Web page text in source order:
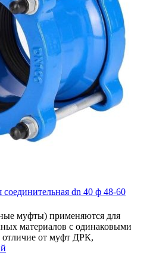
dn 40 ф 48-60
муфты) применяются для
материалов с одинаковыми
от муфт ДРК,